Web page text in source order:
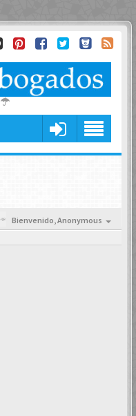
Bienvenido,Anonymous